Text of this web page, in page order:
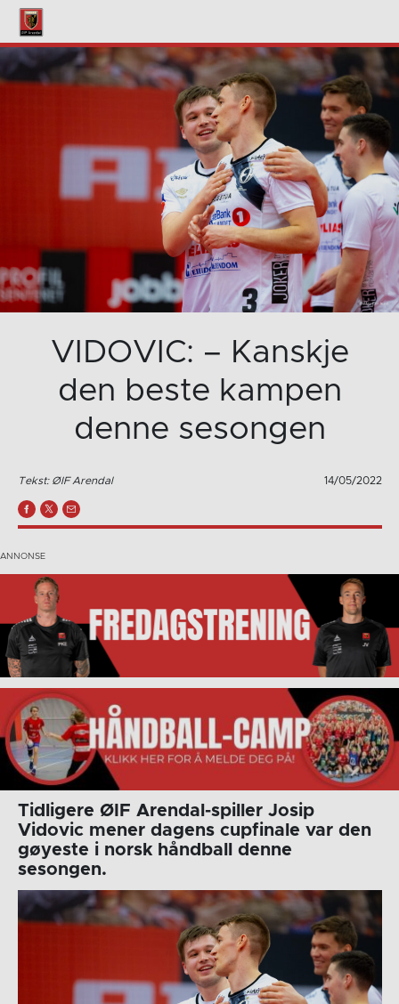
VIDOVIC: – Kanskje
den beste kampen
denne sesongen
Tekst: ØIF Arendal 14/05/2022
Tidligere ØIF Arendal-spiller Josip
Vidovic mener dagens cupfinale var den
gøyeste i norsk håndball denne
sesongen.